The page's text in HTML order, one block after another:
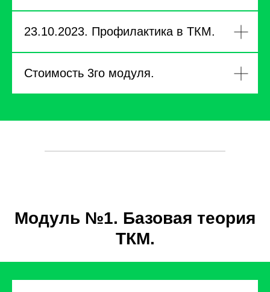
23.10.2023. Профилактика в ТКМ.
Стоимость 3го модуля.
Модуль №1. Базовая теория
ТКМ.